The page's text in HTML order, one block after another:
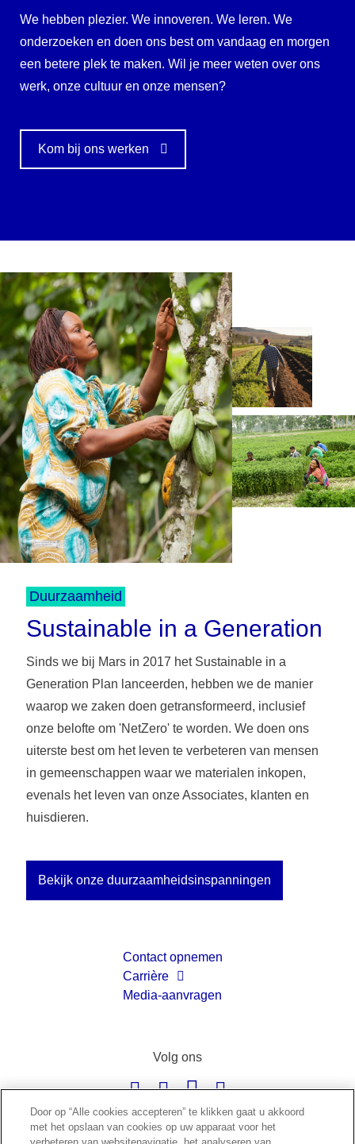
We hebben plezier. We innoveren. We leren. We
onderzoeken en doen ons best om vandaag en morgen
een betere plek te maken. Wil je meer weten over ons
werk, onze cultuur en onze mensen?
Kom bij ons werken
Duurzaamheid
Sustainable in a Generation
Sinds we bij Mars in 2017 het Sustainable in a
Generation Plan lanceerden, hebben we de manier
waarop we zaken doen getransformeerd, inclusief
onze belofte om 'NetZero' te worden. We doen ons
uiterste best om het leven te verbeteren van mensen
in gemeenschappen waar we materialen inkopen,
evenals het leven van onze Associates, klanten en
huisdieren.
Bekijk onze duurzaamheidsinspanningen
Contact opnemen
Carrière
Media-aanvragen
Volg ons
Door op “Alle cookies accepteren” te klikken gaat u akkoord
met het opslaan van cookies op uw apparaat voor het